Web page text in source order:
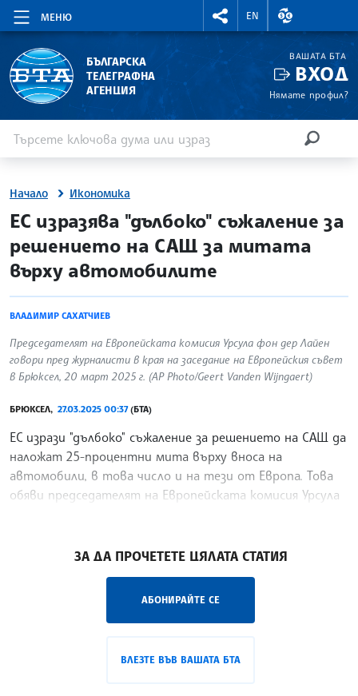
МЕНЮ
RIGHTMENU.SOCIAL
EN
ВАЛУТНИ
БЪЛГАРСКА
ТЕЛЕГРАФНА
АГЕНЦИЯ
ВАШАТА БТА
ВХОД
Нямате профил?
Начало Икономика
site.bta
ЕС изразява "дълбоко" съжаление за
решението на САЩ за митата
върху автомобилите
ВЛАДИМИР САХАТЧИЕВ
Председателят на Европейската комисия Урсула фон дер Лайен
говори пред журналисти в края на заседание на Европейския съвет
в Брюксел, 20 март 2025 г. (AP Photo/Geert Vanden Wijngaert)
БРЮКСЕЛ, 27.03.2025 00:37(БТА)
ЕС изрази "дълбоко" съжаление за решението на САЩ да
наложат 25-процентни мита върху вноса на
автомобили, в това число и на тези от Европа. Това
обяви председателят на Европейската комисия Урсула
ЗА ДА ПРОЧЕТЕТЕ ЦЯЛАТА СТАТИЯ
АБОНИРАЙТЕ СЕ
ВЛЕЗТЕ ВЪВ ВАШАТА БТА